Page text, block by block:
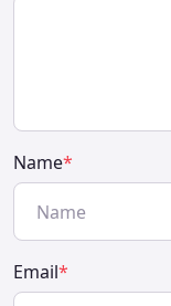
Name*
Email*